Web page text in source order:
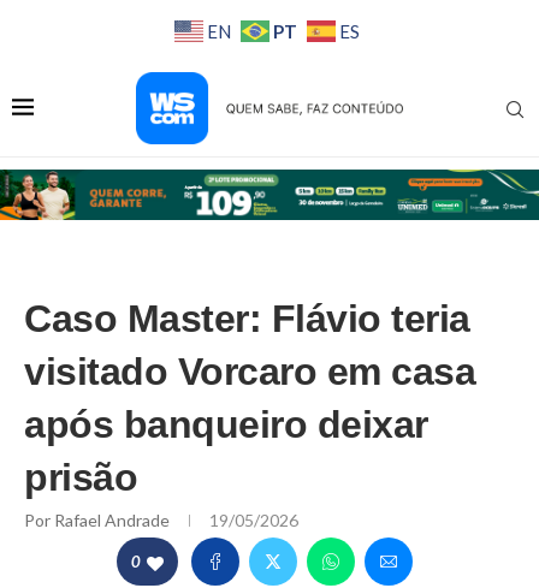
EN PT ES
Caso Master: Flávio teria
visitado Vorcaro em casa
após banqueiro deixar
prisão
Por Rafael Andrade 19/05/2026
0